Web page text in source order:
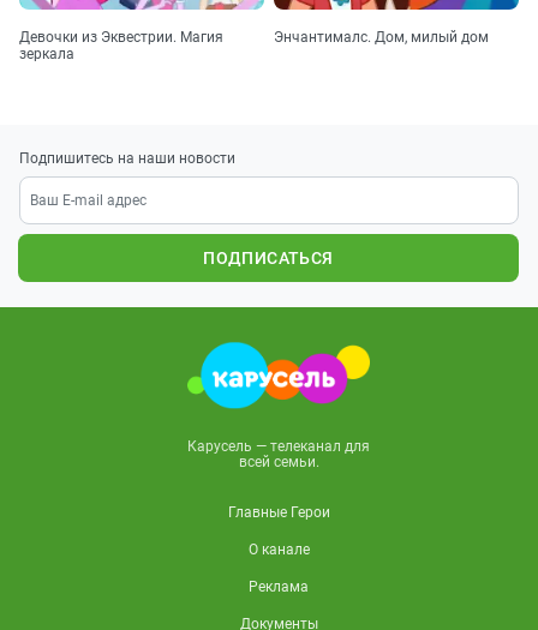
Девочки из Эквестрии. Магия
зеркала
Энчантималс. Дом, милый дом
Подпишитесь на наши новости
ПОДПИСАТЬСЯ
Карусель — телеканал для
всей семьи.
Главные Герои
О канале
Реклама
Документы